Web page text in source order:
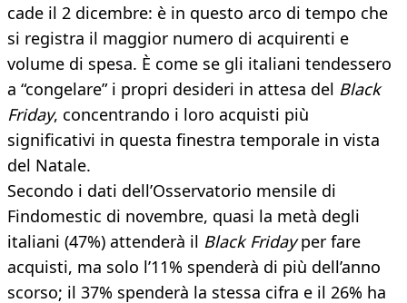
cade il 2 dicembre: è in questo arco di tempo che
si registra il maggior numero di acquirenti e
volume di spesa. È come se gli italiani tendessero
a “congelare” i propri desideri in attesa del Black
Friday, concentrando i loro acquisti più
significativi in questa finestra temporale in vista
del Natale.
Secondo i dati dell’Osservatorio mensile di
Findomestic di novembre, quasi la metà degli
italiani (47%) attenderà il Black Fridayper fare
acquisti, ma solo l’11% spenderà di più dell’anno
scorso; il 37% spenderà la stessa cifra e il 26% ha